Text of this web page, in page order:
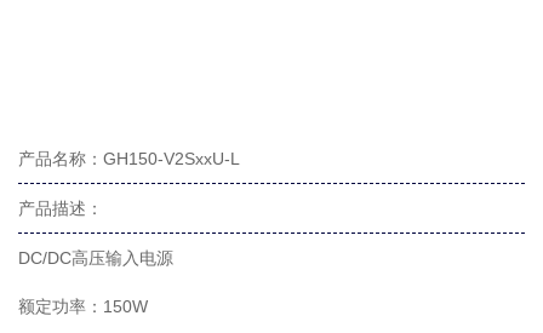
产品名称：GH150-V2SxxU-L
产品描述：
DC/DC高压输入电源
额定功率：150W